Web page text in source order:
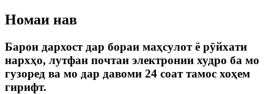
Номаи нав
Барои дархост дар бораи маҳсулот ё рӯйхати
нархҳо, лутфан почтаи электронии худро ба мо
гузоред ва мо дар давоми 24 соат тамос хоҳем
гирифт.